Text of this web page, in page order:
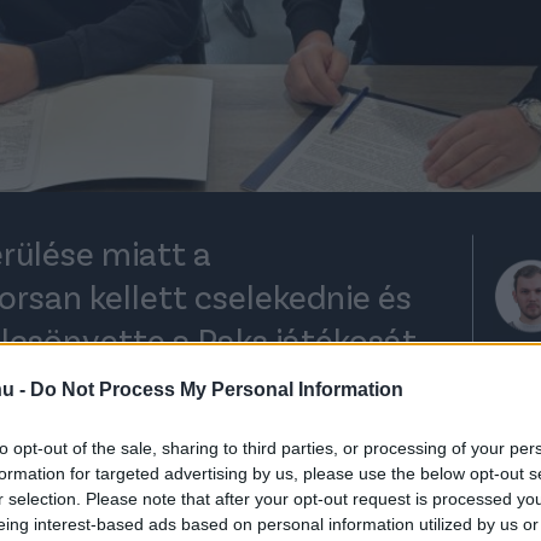
- Do Not Process My Personal Information
opt-out of the sale, sharing to third parties, or processing of your
for targeted advertising by us, please use the below opt-out
selection. Please note that after your opt-out request is processed
interest-based ads based on personal information utilized by us
miatt a
kellett cselekednie és
a Paks játékosát.
kövess minket aCsakfociGoogle News oldalán is!
Krisztián a Nyíregyháza Spartacusban
klub. A jobb oldalon védőként és